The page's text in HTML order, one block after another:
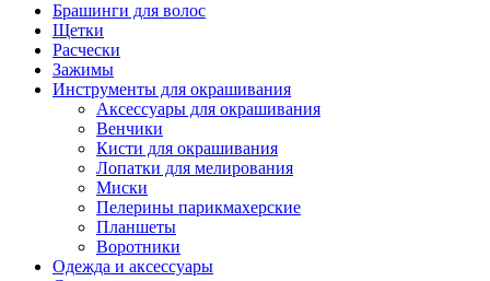
Брашинги для волос
Щетки
Расчески
Зажимы
Инструменты для окрашивания
Аксессуары для окрашивания
Венчики
Кисти для окрашивания
Лопатки для мелирования
Миски
Пелерины парикмахерские
Планшеты
Воротники
Одежда и аксессуары